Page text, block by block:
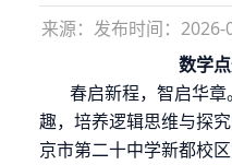
来源： 发布时间： 2026-
数学
春启新程，智启华
趣，培养逻辑思维与探究
京市第二十中学新都校